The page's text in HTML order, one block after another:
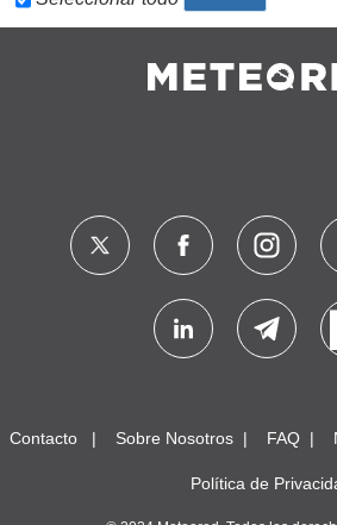
Contacto Sobre Nosotros FAQ
Política de